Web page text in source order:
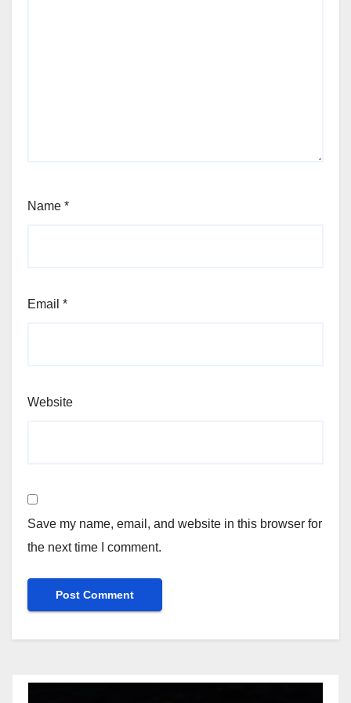
Name *
Email *
Website
Save my name, email, and website in this browser for
the next time I comment.